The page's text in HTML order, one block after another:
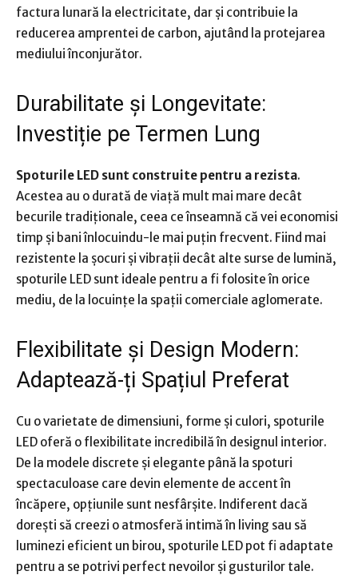
factura lunară la electricitate, dar și contribuie la
reducerea amprentei de carbon, ajutând la protejarea
mediului înconjurător.
Durabilitate și Longevitate:
Investiție pe Termen Lung
Spoturile LED sunt construite pentru a rezista.
Acestea au o durată de viață mult mai mare decât
becurile tradiționale, ceea ce înseamnă că vei economisi
timp și bani înlocuindu-le mai puțin frecvent. Fiind mai
rezistente la șocuri și vibrații decât alte surse de lumină,
spoturile LED sunt ideale pentru a fi folosite în orice
mediu, de la locuințe la spații comerciale aglomerate.
Flexibilitate și Design Modern:
Adaptează-ți Spațiul Preferat
Cu o varietate de dimensiuni, forme și culori, spoturile
LED oferă o flexibilitate incredibilă în designul interior.
De la modele discrete și elegante până la spoturi
spectaculoase care devin elemente de accent în
încăpere, opțiunile sunt nesfârșite. Indiferent dacă
dorești să creezi o atmosferă intimă în living sau să
luminezi eficient un birou, spoturile LED pot fi adaptate
pentru a se potrivi perfect nevoilor și gusturilor tale.